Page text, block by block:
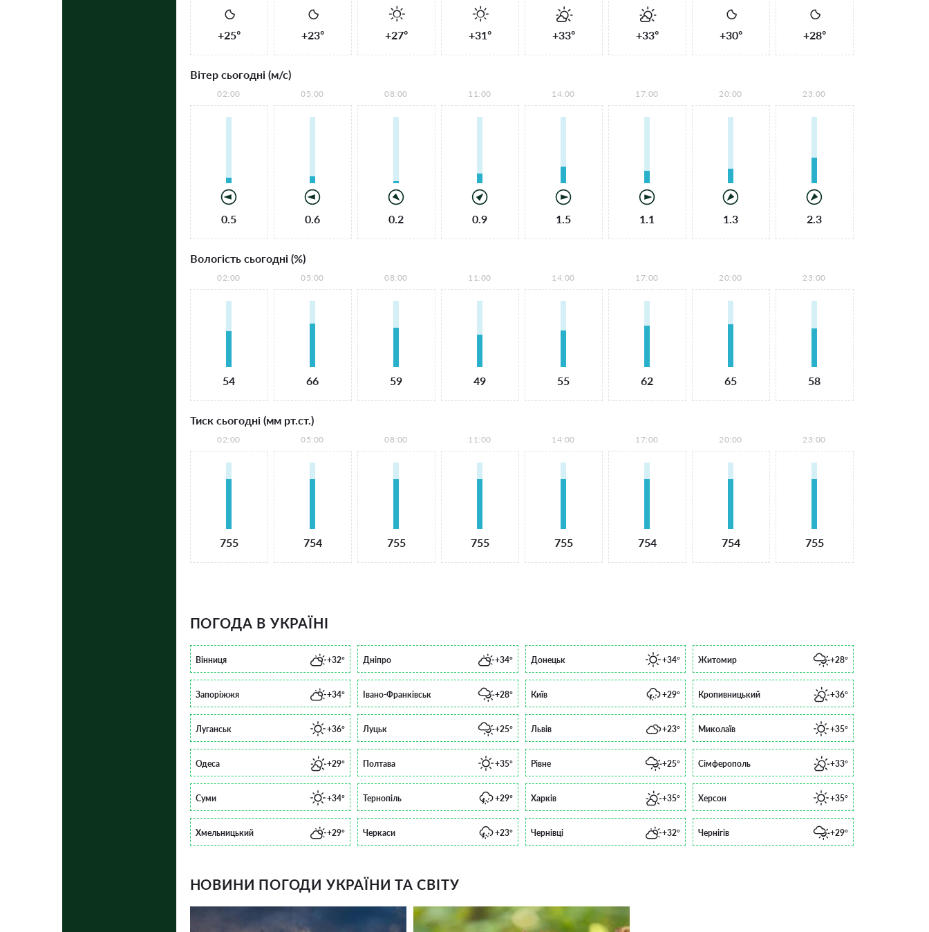
+25° +23° +27° +31° +33° +33° +30° +28°
Вітер сьогодні (м/с)
02:00
0.5
05:00
0.6
08:00
0.2
11:00
0.9
14:00
1.5
17:00
1.1
20:00
1.3
23:00
2.3
Вологість сьогодні (%)
02:00
54
05:00
66
08:00
59
11:00
49
14:00
55
17:00
62
20:00
65
23:00
58
Тиск сьогодні (мм рт.ст.)
02:00
755
05:00
754
08:00
755
11:00
755
14:00
755
17:00
754
20:00
754
23:00
755
ПОГОДА В УКРАЇНІ
Вінниця +32° Дніпро +34° Донецьк +34° Житомир +28°
Запоріжжя +34° Івано-Франківськ +28° Київ +29° Кропивницький +36°
Луганськ +36° Луцьк +25° Львів +23° Миколаїв +35°
Одеса +29° Полтава +35° Рівне +25° Сімферополь +33°
Суми +34° Тернопіль +29° Харків +35° Херсон +35°
Хмельницький +29° Черкаси +23° Чернівці +32° Чернігів +29°
НОВИНИ ПОГОДИ УКРАЇНИ ТА СВІТУ